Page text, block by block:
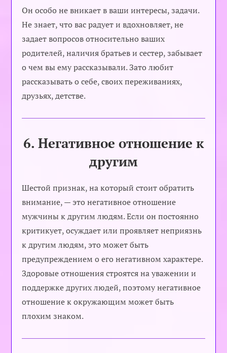
Он особо не вникает в ваши интересы, задачи.
Не знает, что вас радует и вдохновляет, не
задает вопросов относительно ваших
родителей, наличия братьев и сестер, забывает
о чем вы ему рассказывали. Зато любит
рассказывать о себе, своих переживаниях,
друзьях, детстве.
6. Негативное отношение к
другим
Шестой признак, на который стоит обратить
внимание, — это негативное отношение
мужчины к другим людям. Если он постоянно
критикует, осуждает или проявляет неприязнь
к другим людям, это может быть
предупреждением о его негативном характере.
Здоровые отношения строятся на уважении и
поддержке других людей, поэтому негативное
отношение к окружающим может быть
плохим знаком.